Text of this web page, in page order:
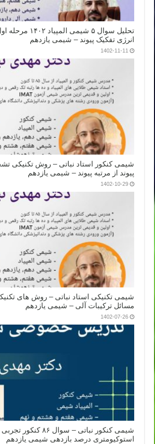
انرژی تفکیک پیوند – شیمی یازدهم
1402-11-11
شیمی کنکور استاد نباتی – روش تکنیکی
پیوند از مرتبه پیوند – شیمی یازدهم
1402-10-29
شیمی تکنیکی استاد نباتی – روش های
مسائل ترکیبات آلی – شیمی یازدهم
1402-07-26
استوکیومتری درصد بازدهی شیمی یازدهم